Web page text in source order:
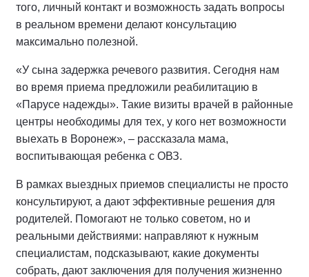
того, личный контакт и возможность задать вопросы
в реальном времени делают консультацию
максимально полезной.
«У сына задержка речевого развития. Сегодня нам
во время приема предложили реабилитацию в
«Парусе надежды». Такие визиты врачей в районные
центры необходимы для тех, у кого нет возможности
выехать в Воронеж», – рассказала мама,
воспитывающая ребенка с ОВЗ.
В рамках выездных приемов специалисты не просто
консультируют, а дают эффективные решения для
родителей. Помогают не только советом, но и
реальными действиями: направляют к нужным
специалистам, подсказывают, какие документы
собрать, дают заключения для получения жизненно